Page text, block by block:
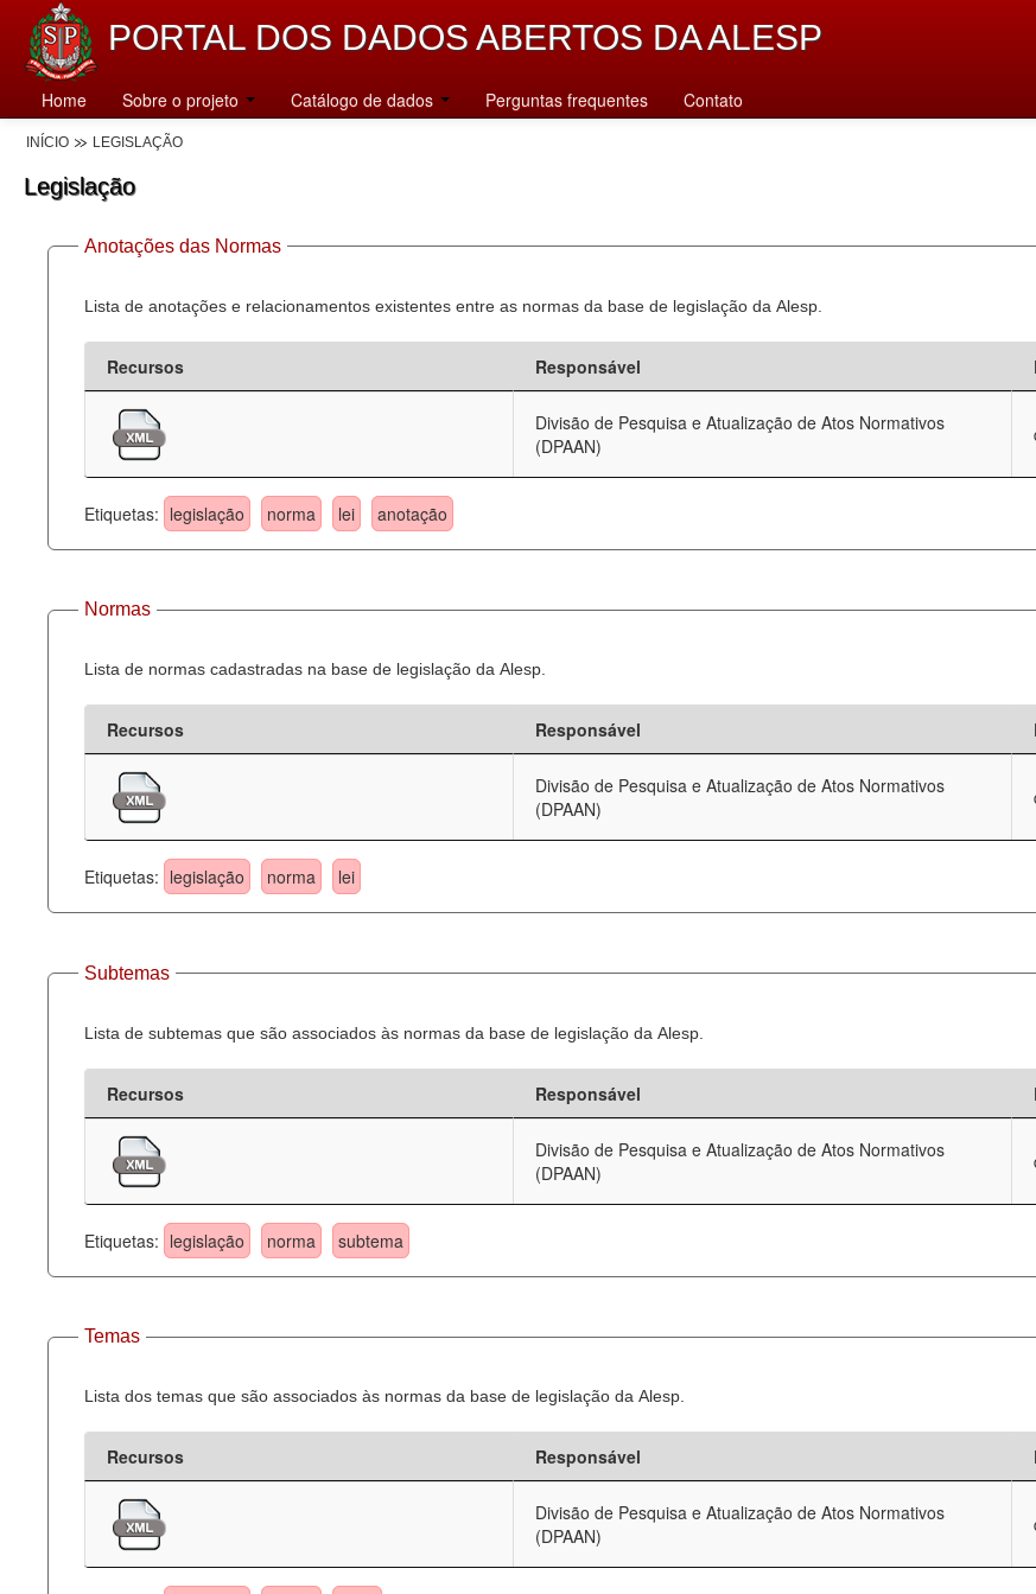
PORTAL DOS DADOS ABERTOS DA ALESP
Home Sobre o projeto Catálogo de dados Perguntas frequentes Contato
INÍCIO LEGISLAÇÃO
Legislação
Anotações das Normas
Lista de anotações e relacionamentos existentes entre as normas da base de legislação da Alesp.
Recursos Responsável
Divisão de Pesquisa e Atualização de Atos Normativos
(DPAAN)
Etiquetas: legislação norma lei anotação
Normas
Lista de normas cadastradas na base de legislação da Alesp.
Recursos Responsável
Divisão de Pesquisa e Atualização de Atos Normativos
(DPAAN)
Etiquetas: legislação norma lei
Subtemas
Lista de subtemas que são associados às normas da base de legislação da Alesp.
Recursos Responsável
Divisão de Pesquisa e Atualização de Atos Normativos
(DPAAN)
Etiquetas: legislação norma subtema
Temas
Lista dos temas que são associados às normas da base de legislação da Alesp.
Recursos Responsável
Divisão de Pesquisa e Atualização de Atos Normativos
(DPAAN)